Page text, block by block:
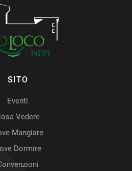
SITO
Eventi
Vedere
Mangiare
Dormire